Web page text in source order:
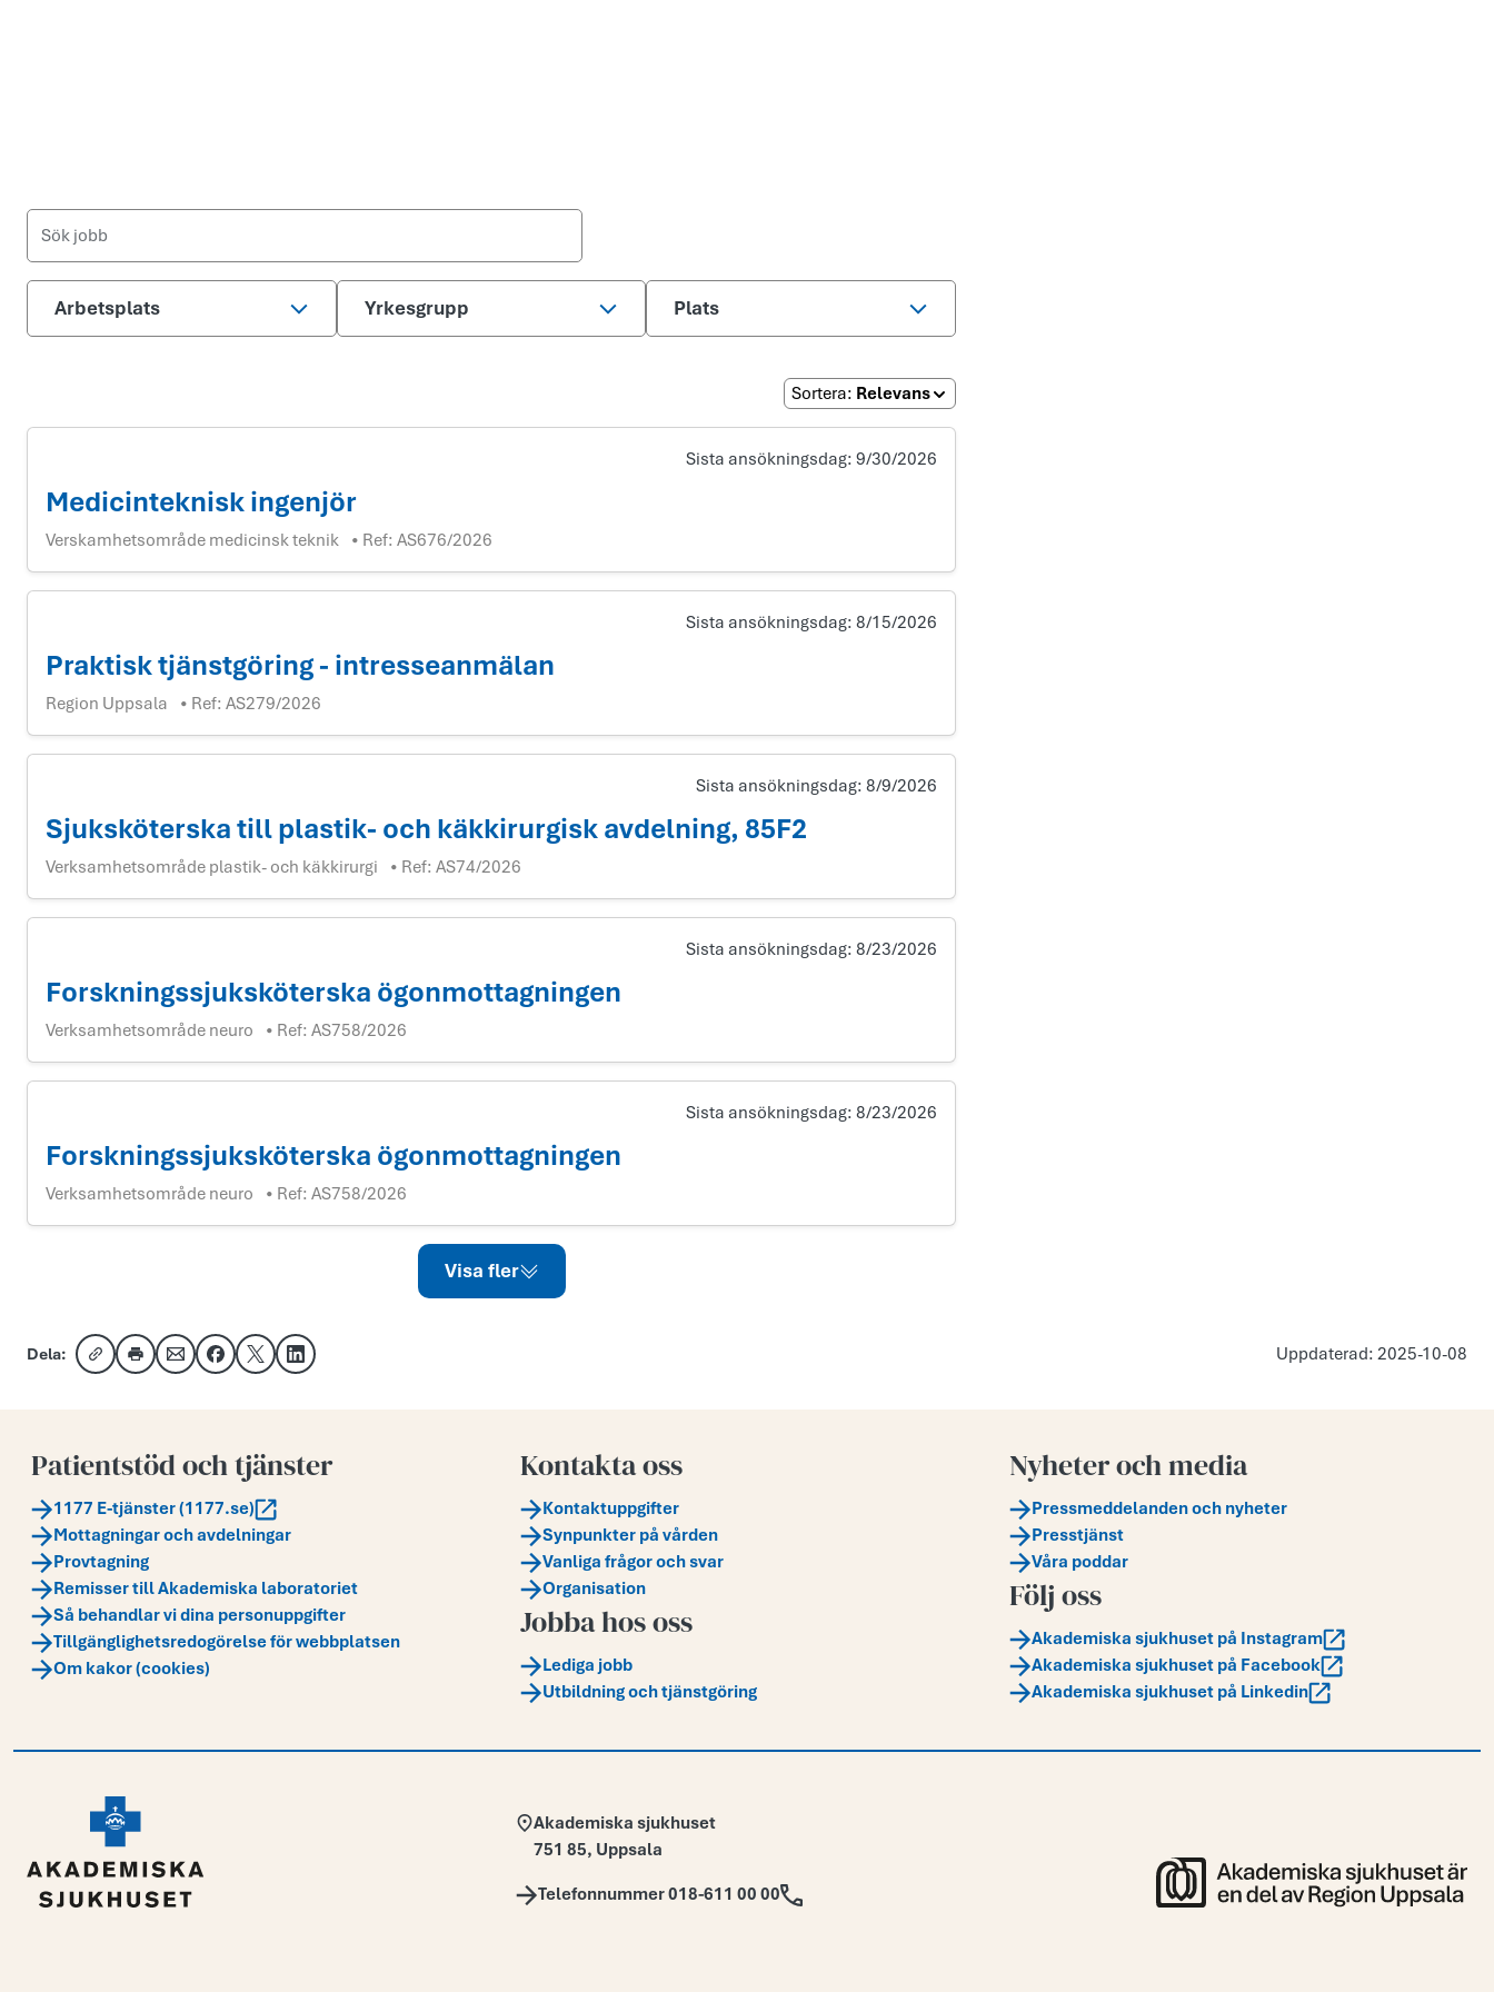
Arbetsplats Yrkesgrupp Plats
Sortera: Relevans
Sista ansökningsdag: 9/30/2026
Medicinteknisk ingenjör
Verskamhetsområde medicinsk teknik • Ref: AS676/2026
Sista ansökningsdag: 8/15/2026
Praktisk tjänstgöring - intresseanmälan
Region Uppsala • Ref: AS279/2026
Sista ansökningsdag: 8/9/2026
Sjuksköterska till plastik- och käkkirurgisk avdelning, 85F2
Verksamhetsområde plastik- och käkkirurgi • Ref: AS74/2026
Sista ansökningsdag: 8/23/2026
Forskningssjuksköterska ögonmottagningen
Verksamhetsområde neuro • Ref: AS758/2026
Sista ansökningsdag: 8/23/2026
Forskningssjuksköterska ögonmottagningen
Verksamhetsområde neuro • Ref: AS758/2026
Visa fler
Dela:
Kopiera länk
Skriv utDela via e-post
Dela på Facebook
Dela på XDela på LinkedIn
Uppdaterad: 2025-10-08
Patientstöd och tjänster
1177 E-tjänster (1177.se)
Mottagningar och avdelningar
Provtagning
Remisser till Akademiska laboratoriet
Så behandlar vi dina personuppgifter
Tillgänglighetsredogörelse för webbplatsen
Om kakor (cookies)
Kontakta oss
Kontaktuppgifter
Synpunkter på vården
Vanliga frågor och svar
Organisation
Jobba hos oss
Lediga jobb
Utbildning och tjänstgöring
Nyheter och media
Pressmeddelanden och nyheter
Presstjänst
Våra poddar
Följ oss
Akademiska sjukhuset på Instagram
Akademiska sjukhuset på Facebook
Akademiska sjukhuset på Linkedin
Adress:
Akademiska sjukhuset
751 85, Uppsala
Telefon:
Telefonnummer 018-611 00 00